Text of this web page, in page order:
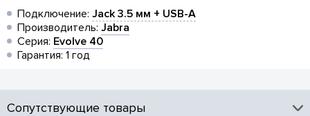
Подключение: Jack 3.5 мм + USB-A
Производитель: Jabra
Серия: Evolve 40
Гарантия: 1 год
Сопутствующие товары